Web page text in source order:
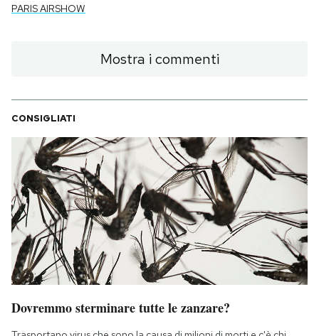
PARIS AIRSHOW
Mostra i commenti
CONSIGLIATI
Dovremmo sterminare tutte le zanzare?